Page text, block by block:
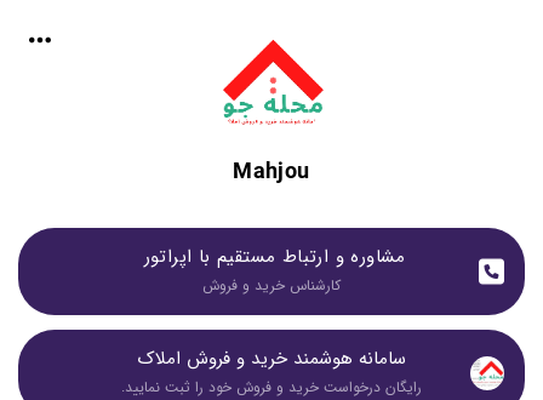
Mahjou
مشاوره و ارتباط مستقیم با اپراتور
کارشناس خرید و فروش
سامانه هوشمند خرید و فروش املاک
رایگان درخواست خرید و فروش خود را ثبت نمایید.